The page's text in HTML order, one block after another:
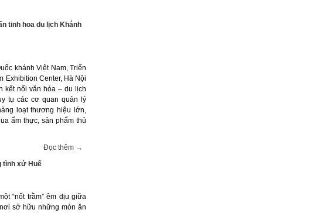
tinh hoa du lịch Khánh
khánh Việt Nam, Triển
Exhibition Center, Hà Nội
kết nối văn hóa – du lịch
tụ các cơ quan quản lý
loạt thương hiệu lớn,
ẩm thực, sản phẩm thủ
Đọc thêm →
tình xứ Huế
“nốt trầm” êm dịu giữa
sở hữu những món ăn